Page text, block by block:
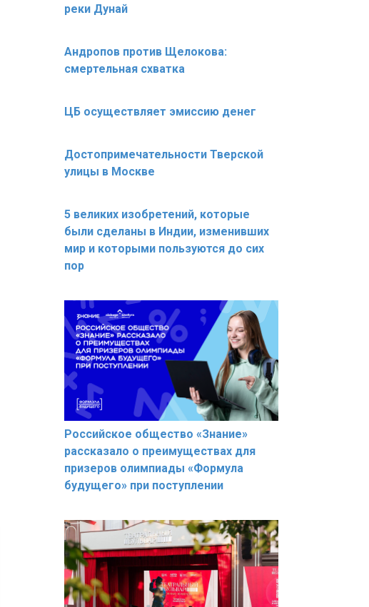
реки Дунай
Андропов против Щелокова:
смертельная схватка
ЦБ осуществляет эмиссию денег
Достопримечательности Тверской
улицы в Москве
5 великих изобретений, которые
были сделаны в Индии, изменивших
мир и которыми пользуются до сих
пор
Российское общество «Знание»
рассказало о преимуществах для
призеров олимпиады «Формула
будущего» при поступлении